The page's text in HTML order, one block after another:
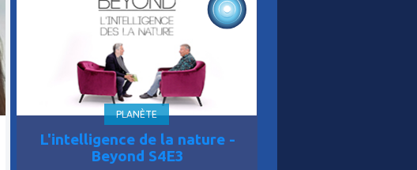
PLANÈTE
L'intelligence de la nature -
Beyond S4E3